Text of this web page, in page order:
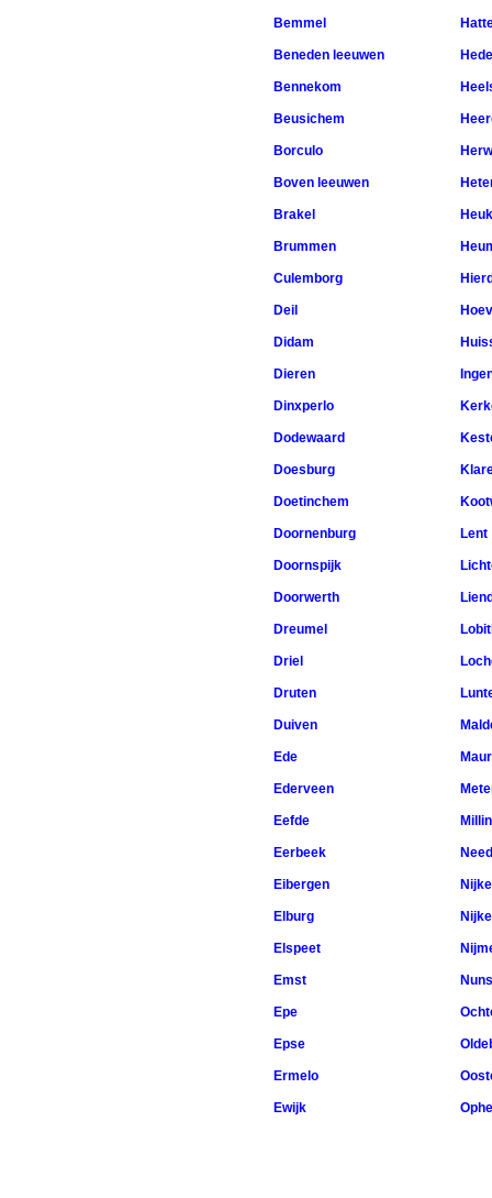
Bemmel
Beneden leeuwen
Bennekom
Beusichem
Borculo
Boven leeuwen
Brakel
Brummen
Culemborg
Deil
Didam
Dieren
Dinxperlo
Dodewaard
Doesburg
Doetinchem
Doornenburg Lent
Doornspijk
Doorwerth
Dreumel
Driel
Druten
Duiven
Ede
Ederveen
Eefde
Eerbeek
Eibergen
Elburg
Elspeet
Emst
Epe
Epse
Ermelo
Ewijk